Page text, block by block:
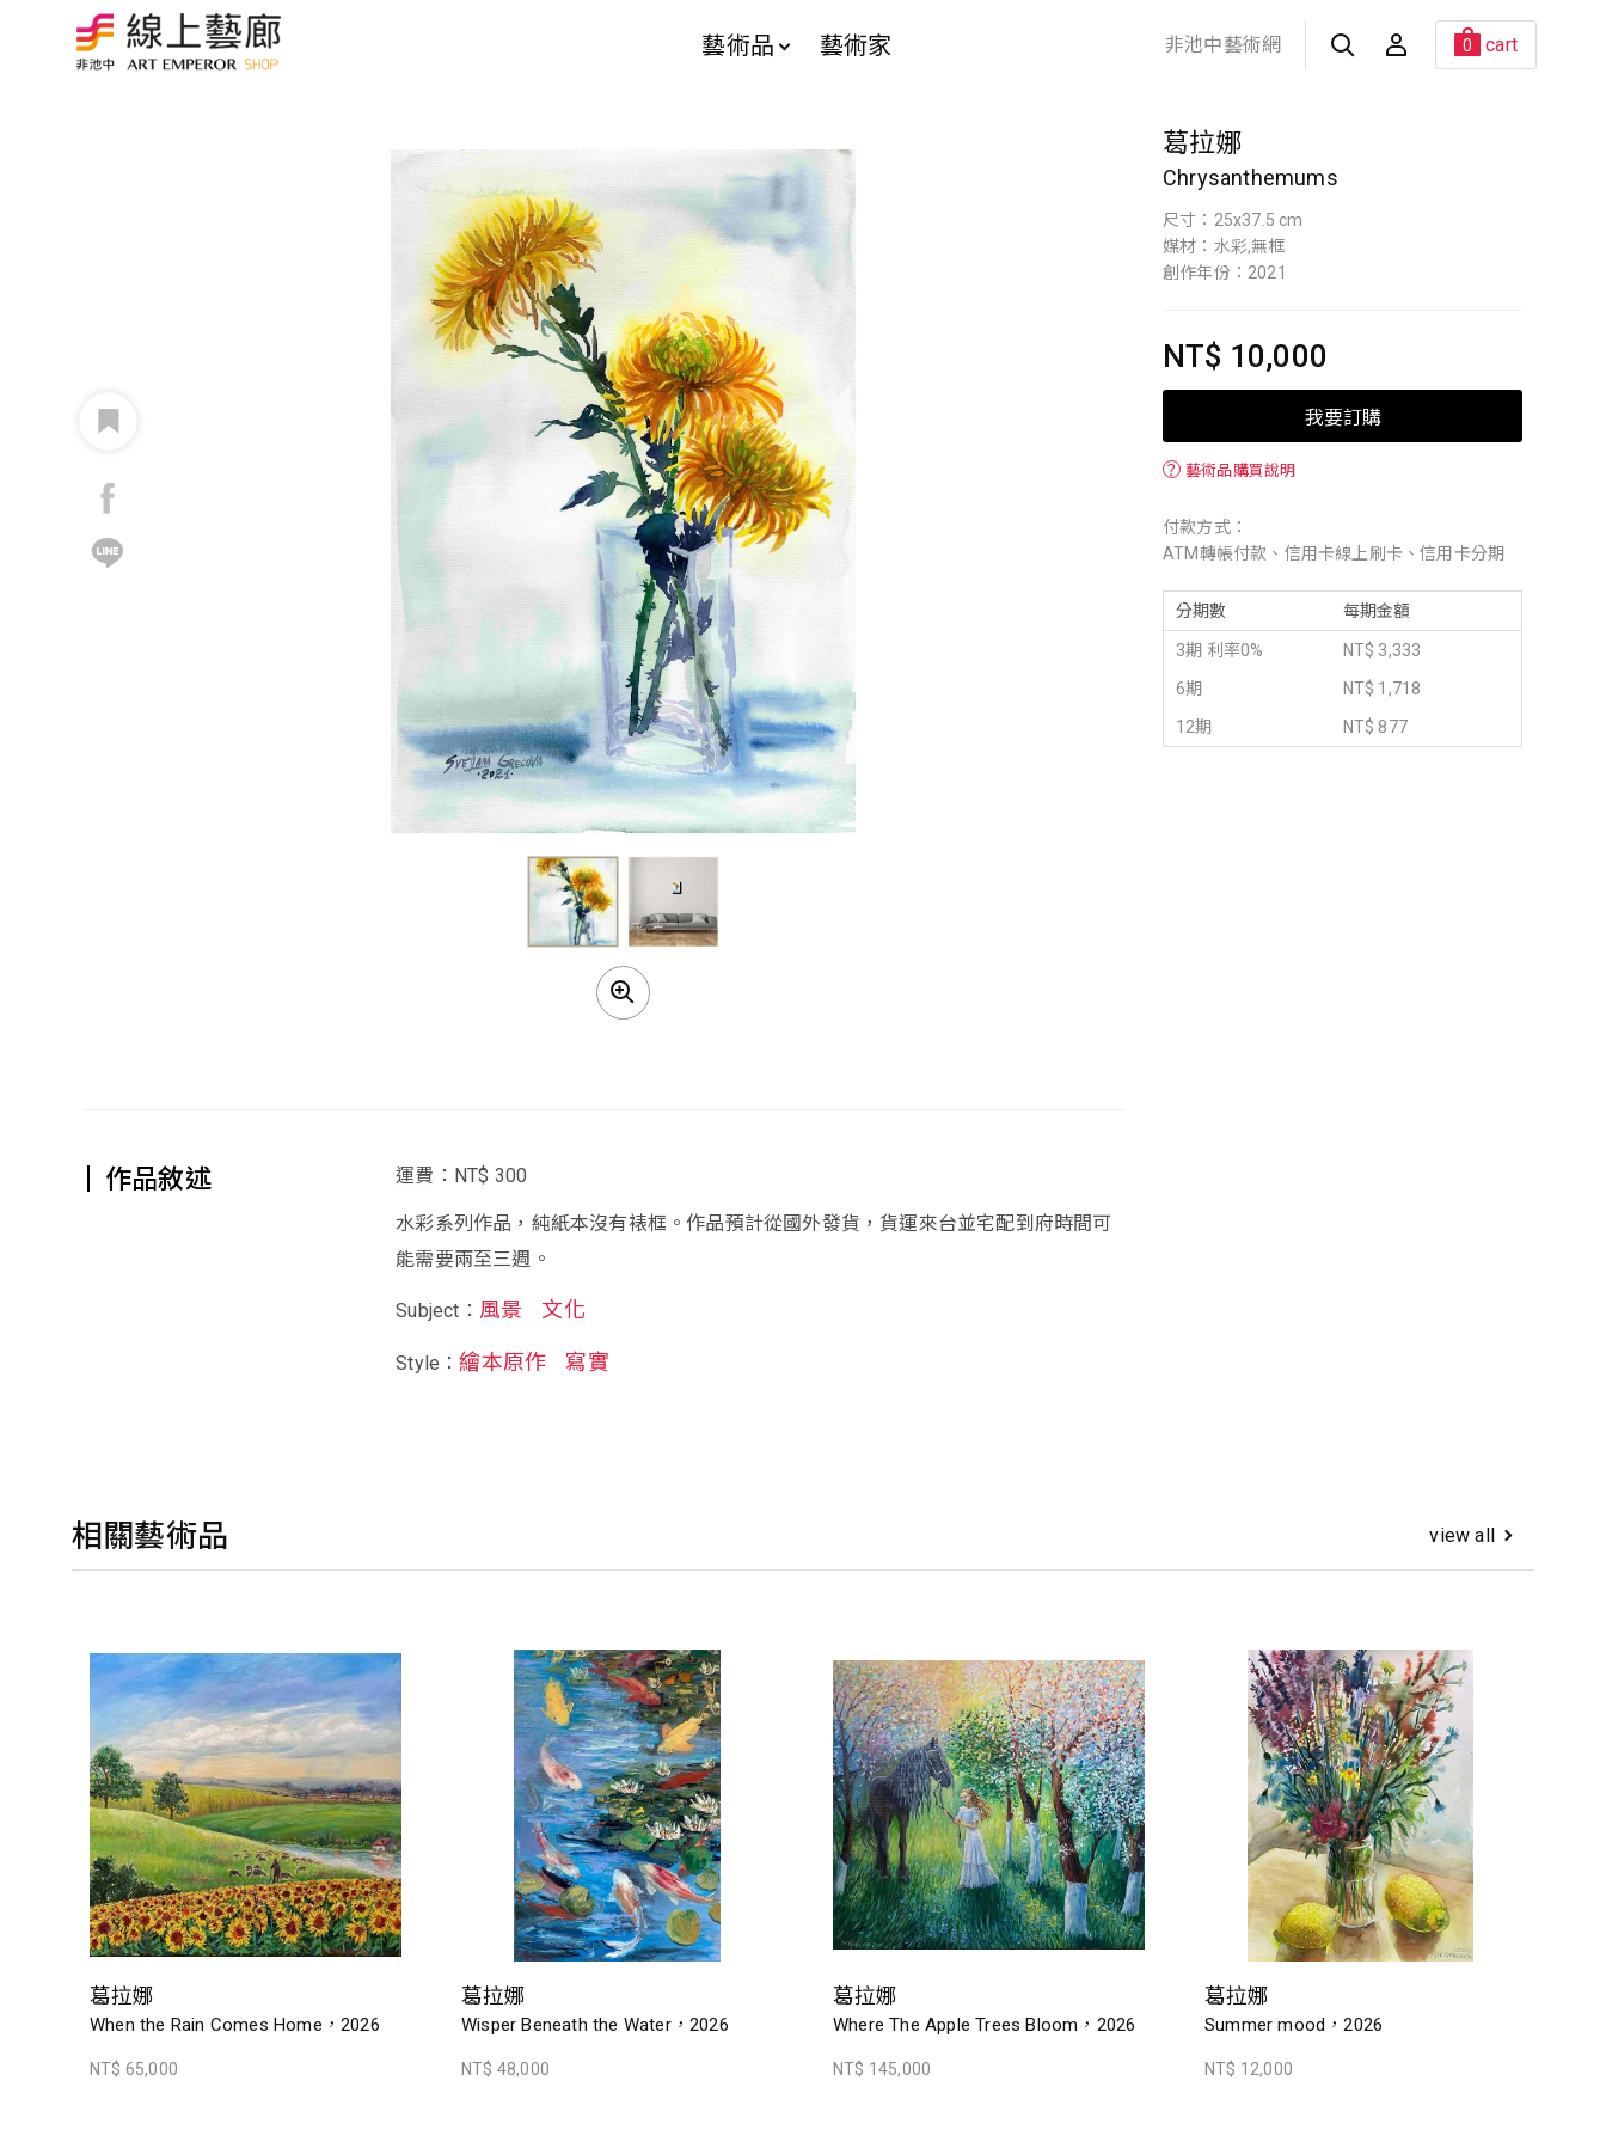
藝術品 藝術家 非池中藝術網 0 cart
葛拉娜
Сhrysanthemums
尺寸：25x37.5 cm
媒材：水彩,無框
創作年份：2021
NT$ 10,000
我要訂購
？ 藝術品購買說明
付款方式：
ATM轉帳付款、信用卡線上刷卡、信用卡分期
分期數 每期金額
3期 利率0%
NT$ 3,333
6期
NT$ 1,718
12期
NT$ 877
作品敘述 運費：NT$ 300
水彩系列作品，純紙本沒有裱框。作品預計從國外發貨，貨運來台並宅配到府時間可
能需要兩至三週。
Subject： 風景 文化
Style：繪本原作 寫實
相關藝術品 view all
葛拉娜
When the Rain Comes Home，2026
NT$ 65,000
葛拉娜
Wisper Beneath the Water，2026
NT$ 48,000
葛拉娜
Where The Apple Trees Bloom，2026
NT$ 145,000
葛拉娜
Summer mood，2026
NT$ 12,000